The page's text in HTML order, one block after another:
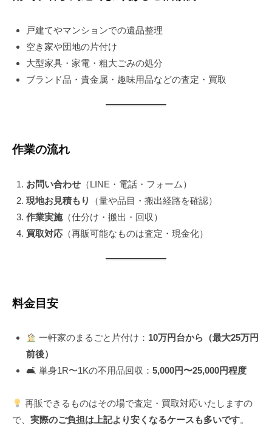
戸建てやマンションでの遺品整理
空き家や団地の片付け
大型家具・家電・粗大ごみの処分
ブランド品・貴金属・趣味用品などの査定・買取
作業の流れ
お問い合わせ（LINE・電話・フォーム）
現地お見積もり
（量や品目・搬出経路を確認）
作業実施（仕分け・搬出・回収）
買取対応（再販可能なものは査定・現金化）
料金目安
一軒家のまるごと片付け： 10万円台から（最大25万円
前後）
🛋 単身1R〜1Kの不用品回収： 5,000円〜25,000円程度
再販できるものはその場で査定・買取対応いたしますの
で、 実際のご負担は上記より安くなるケースも多いです。